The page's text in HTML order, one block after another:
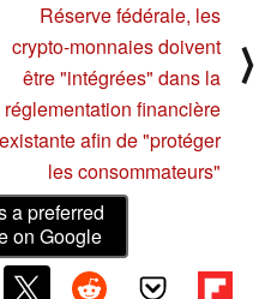
Réserve fédérale, les
crypto-monnaies doivent
être "intégrées" dans la
réglementation financière
existante afin de "protéger
les consommateurs"
⟩
a preferred
on Google